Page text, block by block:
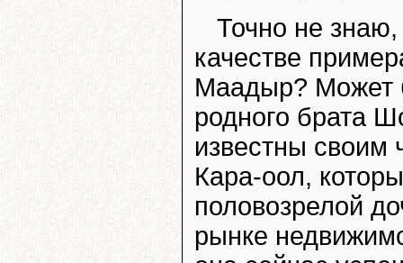
Точно не
качестве
Маадыр? Может
родного брата
известны
Кара-оол,
половозрелой
рынке